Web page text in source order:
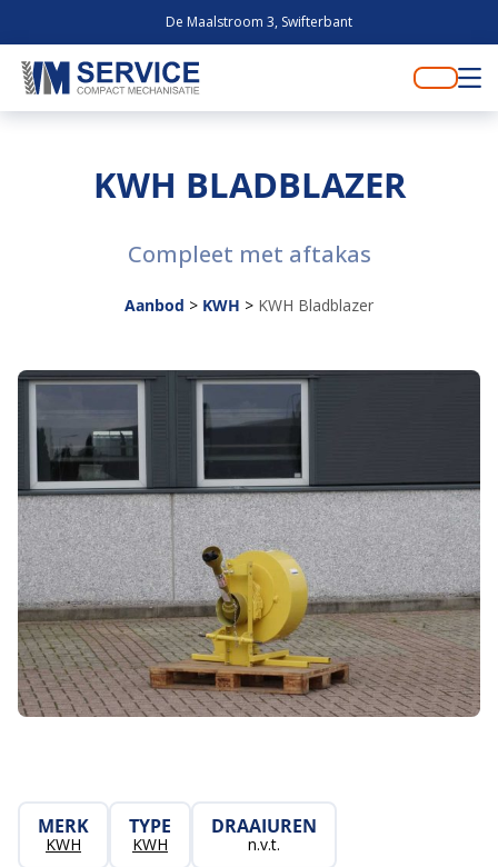
De Maalstroom 3, Swifterbant
KWH BLADBLAZER
Compleet met aftakas
Aanbod > KWH > KWH Bladblazer
MERK
KWH
TYPE
KWH
DRAAIUREN
n.v.t.